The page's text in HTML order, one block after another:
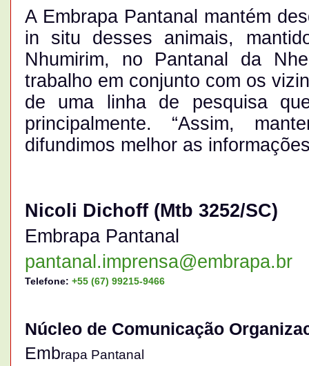
A Embrapa Pantanal mantém
in situ desses animais,
Nhumirim, no Pantanal da
trabalho em conjunto com os
de uma linha de pesquisa
principalmente. “Assim,
difundimos melhor as
Nicoli Dichoff (Mtb 3252/SC)
Embrapa Pantanal
pantanal.imprensa@embrapa.br
Telefone: +55 (67) 99215-9466
Núcleo de Comunicação
Embrapa Pantanal